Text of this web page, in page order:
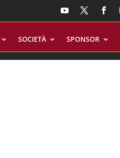
SOCIETÀ SPONSOR